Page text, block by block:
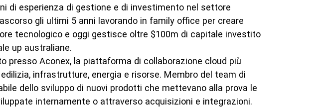
di esperienza di gestione e di investimento nel settore
gli ultimi 5 anni lavorando in family office per creare
tecnologico e oggi gestisce oltre $100m di capitale investito
up australiane.
presso Aconex, la piattaforma di collaborazione cloud più
infrastrutture, energia e risorse. Membro del team di
dello sviluppo di nuovi prodotti che mettevano alla prova le
internamente o attraverso acquisizioni e integrazioni.